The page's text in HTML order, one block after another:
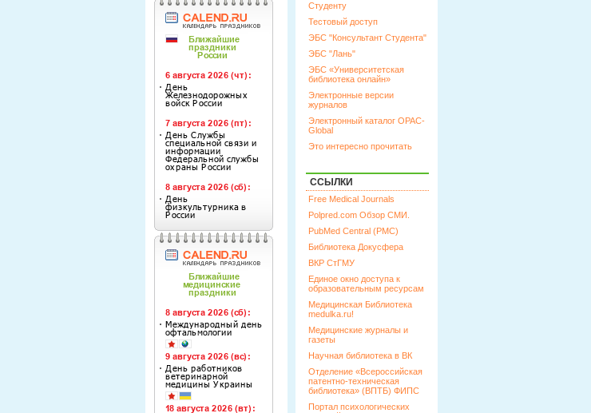
Студенту
Тестовый доступ
ЭБС "Консультант Студента"
ЭБС "Лань"
ЭБС «Университетская
библиотека онлайн»
Электронные версии
журналов
Электронный каталог OPAC-
Global
Это интересно прочитать
ССЫЛКИ
Free Medical Journals
Polpred.com Обзор СМИ.
PubMed Central (PMC)
Библиотека Докусфера
ВКР СтГМУ
Единое окно доступа к
образовательным ресурсам
Медицинская Библиотека
medulka.ru!
Медицинские журналы и
газеты
Научная библиотека в ВК
Отделение «Всероссийская
патентно-техническая
библиотека» (ВПТБ) ФИПС
Портал психологических